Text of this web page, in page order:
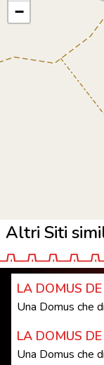
−
Altri Siti
LA DOMUS
Una Domus che
LA DOMUS
Una Domus che